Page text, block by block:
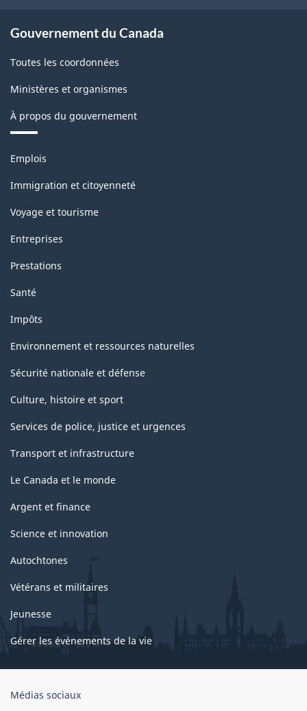
Gouvernement du Canada
Toutes les coordonnées
Ministères et organismes
À propos du gouvernement
Thèmes
sujets
Emplois
Immigration et citoyenneté
Voyage et tourisme
Entreprises
Prestations
Santé
Impôts
Environnement et ressources naturelles
Sécurité nationale et défense
Culture, histoire et sport
Services de police, justice et urgences
Transport et infrastructure
Le Canada et le monde
Argent et finance
Science et innovation
Autochtones
Vétérans et militaires
Jeunesse
Gérer les événements de la vie
Organisation
Médias sociaux